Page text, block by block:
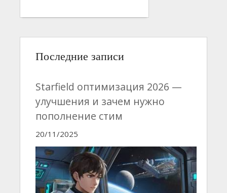
Последние записи
Starfield оптимизация 2026 —
улучшения и зачем нужно
пополнение стим
20/11/2025